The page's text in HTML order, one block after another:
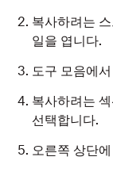
복사하려는
일을 엽니다.
도구 모음에서
복사하려는
선택합니다.
오른쪽 상단